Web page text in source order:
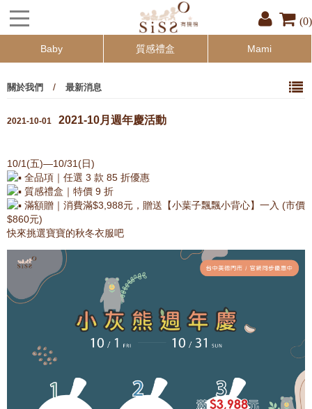
(0)
Baby 質感禮盒 Mami
關於我們 / 最新消息
2021-10-01 2021-10月週年慶活動
10/1(五)—10/31(日)
全品項｜任選 3 款 85 折優惠
質感禮盒｜特價 9 折
滿額贈｜消費滿$3,988元，贈送【小葉子飄飄小背心】一入 (市價
$860元)
快來挑選寶寶的秋冬衣服吧